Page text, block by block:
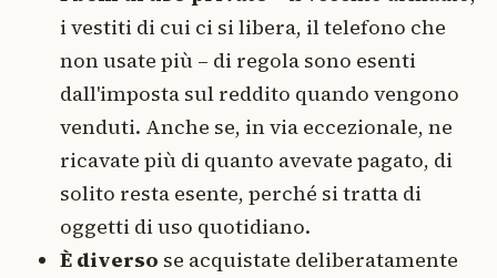
i vestiti di cui ci si libera, il telefono che
non usate più – di regola sono esenti
dall'imposta sul reddito quando vengono
venduti. Anche se, in via eccezionale, ne
ricavate più di quanto avevate pagato, di
solito resta esente, perché si tratta di
oggetti di uso quotidiano.
È diverso se acquistate deliberatamente